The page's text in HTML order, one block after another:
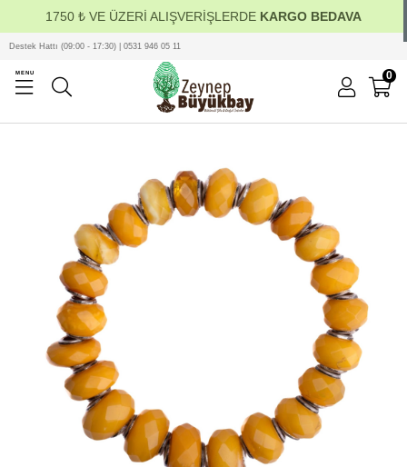
1750 ₺ VE ÜZERİ ALIŞVERİŞLERDE KARGO BEDAVA
MENU
Destek Hattı (09:00 - 17:30) | 0531 946 05 11
0